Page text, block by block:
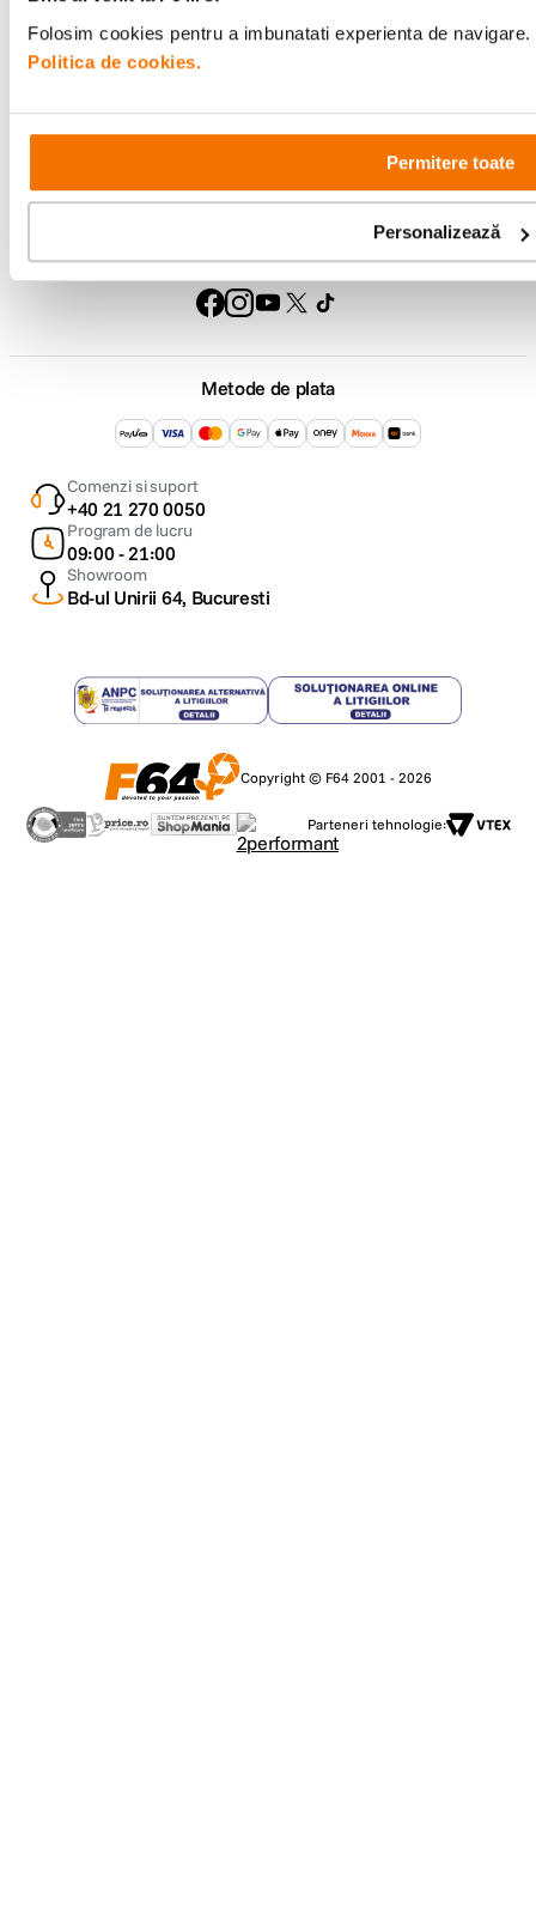
Folosim cookies pentru a imbunatati experienta de
Politica de cookies.
Permitere toate
Personalizează
Suport
Urmareste-ne
Metode de plata
Comenzi si suport
+40 21 270 0050
Program de lucru
09:00 - 21:00
Showroom
Bd-ul Unirii 64, Bucuresti
Copyright © F64 2001 - 2026
Parteneri tehnologie: